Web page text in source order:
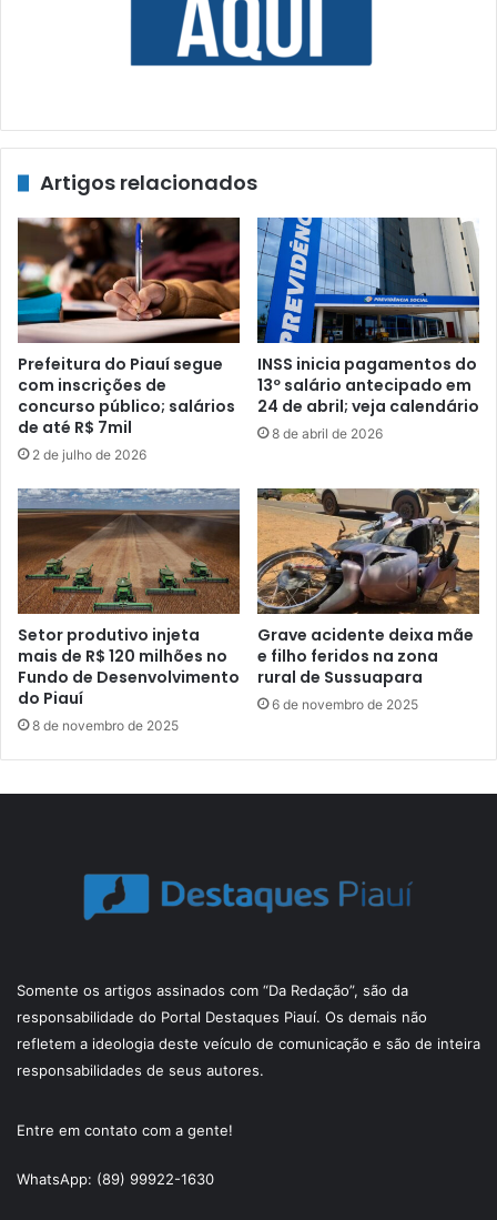
Artigos relacionados
Prefeitura do Piauí segue
com inscrições de
concurso público; salários
de até R$ 7mil
2 de julho de 2026
INSS inicia pagamentos do
13º salário antecipado em
24 de abril; veja calendário
8 de abril de 2026
Setor produtivo injeta
mais de R$ 120 milhões no
Fundo de Desenvolvimento
do Piauí
8 de novembro de 2025
Grave acidente deixa mãe
e filho feridos na zona
rural de Sussuapara
6 de novembro de 2025
Somente os artigos assinados com “Da Redação”, são da
responsabilidade do Portal Destaques Piauí. Os demais não
refletem a ideologia deste veículo de comunicação e são de inteira
responsabilidades de seus autores.
Entre em contato com a gente!
WhatsApp: (89) 99922-1630